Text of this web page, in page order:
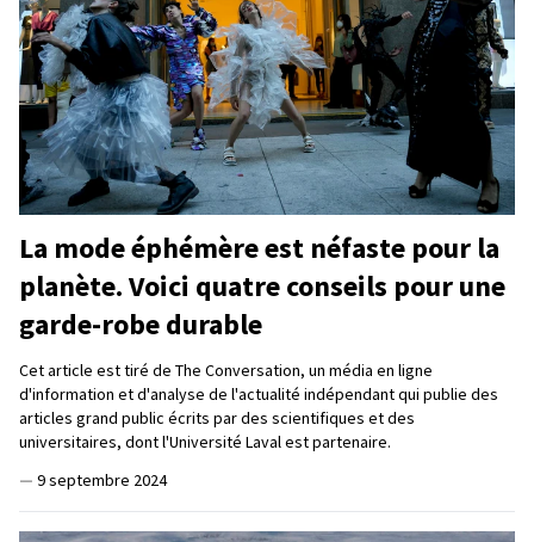
La mode éphémère est néfaste pour la
planète. Voici quatre conseils pour une
garde-robe durable
Cet article est tiré de The Conversation, un média en ligne
d'information et d'analyse de l'actualité indépendant qui publie des
articles grand public écrits par des scientifiques et des
universitaires, dont l'Université Laval est partenaire.
— 9 septembre 2024